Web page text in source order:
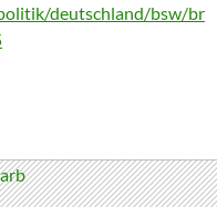
deutschland/bsw/br